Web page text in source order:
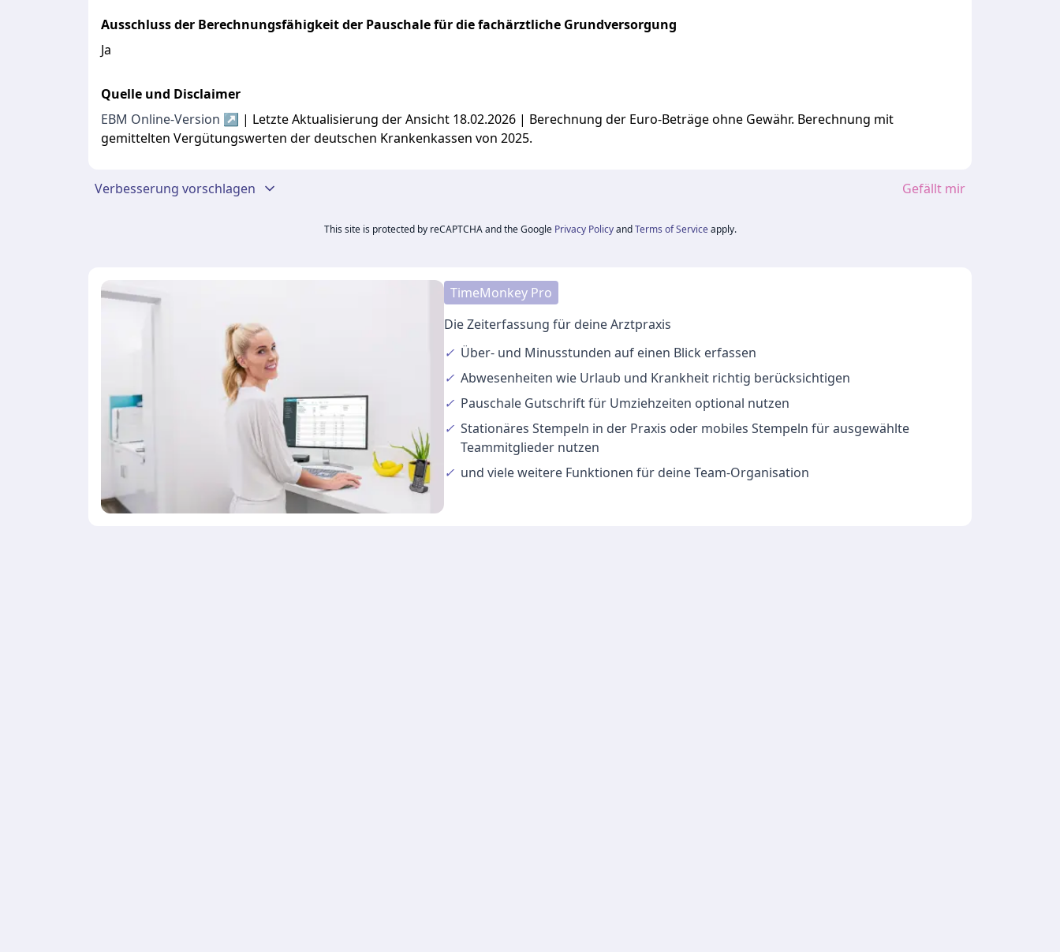
Ausschluss der Berechnungsfähigkeit der Pauschale für die fachärztliche Grundversorgung
Ja
Quelle und Disclaimer
EBM Online-Version ↗ | Letzte Aktualisierung der Ansicht 18.02.2026 | Berechnung der Euro-Beträge ohne Gewähr. Berechnung mit
gemittelten Vergütungswerten der deutschen Krankenkassen von 2025.
Verbesserung vorschlagen Gefällt mir
This site is protected by reCAPTCHA and the Google Privacy Policy and Terms of Service apply.
TimeMonkey Pro
Die Zeiterfassung für deine Arztpraxis
✓ Über- und Minusstunden auf einen Blick erfassen
✓ Abwesenheitenwie Urlaub und Krankheit richtig berücksichtigen
✓ Pauschale Gutschriftfür Umziehzeiten optional nutzen
✓ Stationäres Stempeln in der Praxis oder mobiles Stempeln für ausgewählte
Teammitglieder nutzen
✓ und vieleweitere Funktionenfür deine Team-Organisation